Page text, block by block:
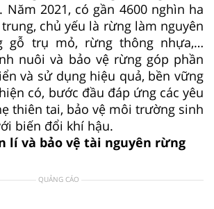
2021, có gần 4600 nghìn ha
chủ yếu là rừng làm nguyên
gỗ trụ mỏ, rừng thông nhựa,…
nuôi và bảo vệ rừng góp phần
và sử dụng hiệu quả, bền vững
có, bước đầu đáp ứng các yêu
thiên tai, bảo vệ môi trường sinh
biến đổi khí hậu.
lí và bảo vệ tài nguyên rừng
QUẢNG CÁO